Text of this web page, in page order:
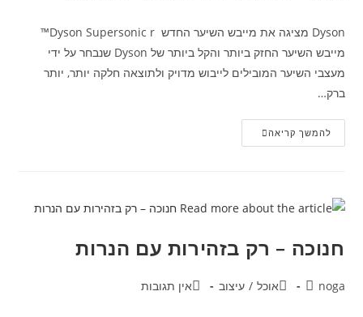
Dyson מציגה את מייבש השיער החדש Dyson Supersonic r™
מייבש השיער החזק ביותר והקל ביותר של Dyson שנבחר על ידי
מעצבי השיער המובילים לייבוש מדויק ולתוצאה חלקה יותר, יותר
ברק…
להמשך קריאהDyson
מציגה
חנוכה – רק בזהירות עם הנרות
מחבר:
noga קטגוריה:
אוכל / עיצוב תגובות:
אין תגובות